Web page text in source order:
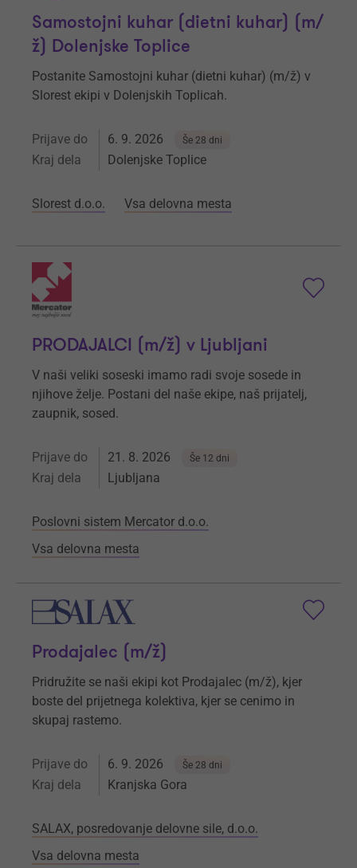
Samostojni kuhar (dietni kuhar) (m/
ž) Dolenjske Toplice
Postanite Samostojni kuhar (dietni kuhar) (m/ž) v
Slorest ekipi v Dolenjskih Toplicah.
Prijave do 6. 9. 2026 Še 28 dni
Kraj dela Dolenjske Toplice
Slorest d.o.o. Vsa delovna mesta
PRODAJALCI (m/ž) v Ljubljani
V naši veliki soseski imamo radi svoje sosede in
njihove želje. Postani del naše ekipe, naš prijatelj,
zaupnik, sosed.
Prijave do 21. 8. 2026 Še 12 dni
Kraj dela Ljubljana
Poslovni sistem Mercator d.o.o.
Vsa delovna mesta
Prodajalec (m/ž)
Pridružite se naši ekipi kot Prodajalec (m/ž), kjer
boste del prijetnega kolektiva, kjer se cenimo in
skupaj rastemo.
Prijave do 6. 9. 2026 Še 28 dni
Kraj dela Kranjska Gora
SALAX, posredovanje delovne sile, d.o.o.
Vsa delovna mesta